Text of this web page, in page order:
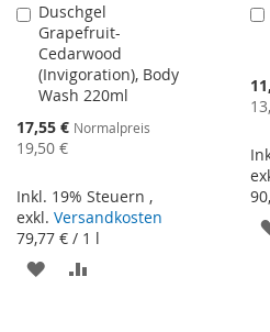
Duschgel
Grapefruit-
Cedarwood
(Invigoration), Body
Wash 220ml
Sonderangebot
17,55 € Normalpreis
19,50 €
Inkl. 19% Steuern ,
exkl. Versandkosten
79,77 € / 1 l
In
den
Warenkorb
ZUR